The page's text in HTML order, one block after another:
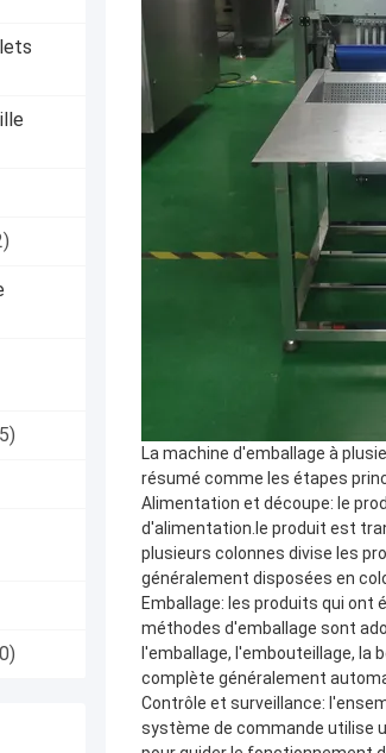
La machine d'emballage à
résumé comme les étapes
Alimentation et découpe: le
d'alimentation.le produit est
plusieurs colonnes divise les
généralement disposées en
Emballage: les produits qui
méthodes d'emballage sont
l'emballage, l'embouteillage, la
complète généralement
Contrôle et surveillance:
système de commande utilise